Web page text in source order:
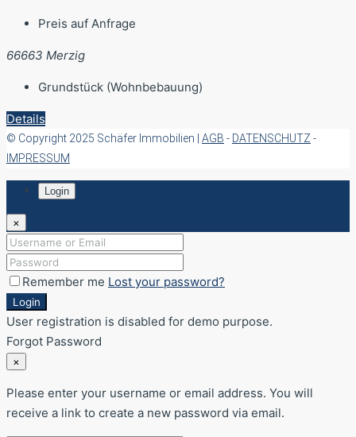
Preis auf Anfrage
66663 Merzig
Grundstück (Wohnbebauung)
Details
© Copyright 2025 Schäfer Immobilien | AGB - DATENSCHUTZ -
IMPRESSUM
Login
×
Remember me Lost your password?
Login
User registration is disabled for demo purpose.
Forgot Password
×
Please enter your username or email address. You will
receive a link to create a new password via email.